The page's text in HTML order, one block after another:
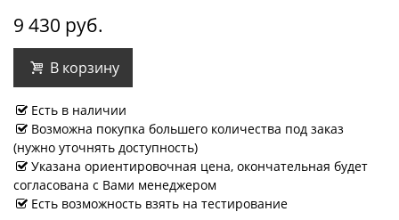
9 430 руб.
В корзину
Есть в наличии
Возможна покупка большего количества под заказ
(нужно уточнять доступность)
Указана ориентировочная цена, окончательная будет
согласована с Вами менеджером
Есть возможность взять на тестирование